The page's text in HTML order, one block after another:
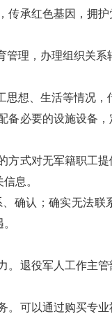
传承红色基因，拥
理，办理组织关系
想、生活等情况，
备必要的设施设备
式对无军籍职工
息。
确认；确实无法
退役军人工作主
可以通过购买专